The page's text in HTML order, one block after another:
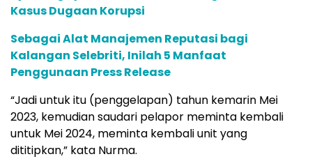
Kasus Dugaan Korupsi
Sebagai Alat Manajemen Reputasi bagi
Kalangan Selebriti, Inilah 5 Manfaat
Penggunaan Press Release
“Jadi untuk itu (penggelapan) tahun kemarin Mei
2023, kemudian saudari pelapor meminta kembali
untuk Mei 2024, meminta kembali unit yang
dititipkan,” kata Nurma.